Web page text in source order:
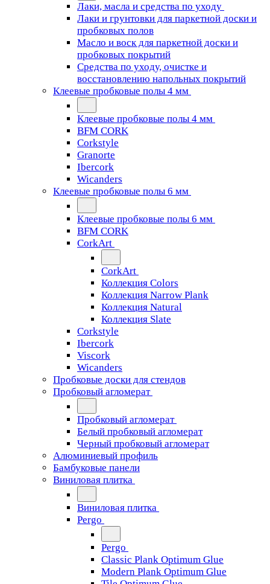
Лаки, масла и средства по уходу
Лаки и грунтовки для паркетной доски и
пробковых полов
Масло и воск для паркетной доски и
пробковых покрытий
Средства по уходу, очистке и
восстановлению напольных покрытий
Клеевые пробковые полы 4 мм
Клеевые пробковые полы 4 мм
BFM CORK
Corkstyle
Granorte
Ibercork
Wicanders
Клеевые пробковые полы 6 мм
Клеевые пробковые полы 6 мм
BFM CORK
CorkArt
CorkArt
Коллекция Colors
Коллекция Narrow Plank
Коллекция Natural
Коллекция Slate
Corkstyle
Ibercork
Viscork
Wicanders
Пробковые доски для стендов
Пробковый агломерат
Пробковый агломерат
Белый пробковый агломерат
Черный пробковый агломерат
Алюминиевый профиль
Бамбуковые панели
Виниловая плитка
Виниловая плитка
Pergo
Pergo
Classic Plank Optimum Glue
Modern Plank Optimum Glue